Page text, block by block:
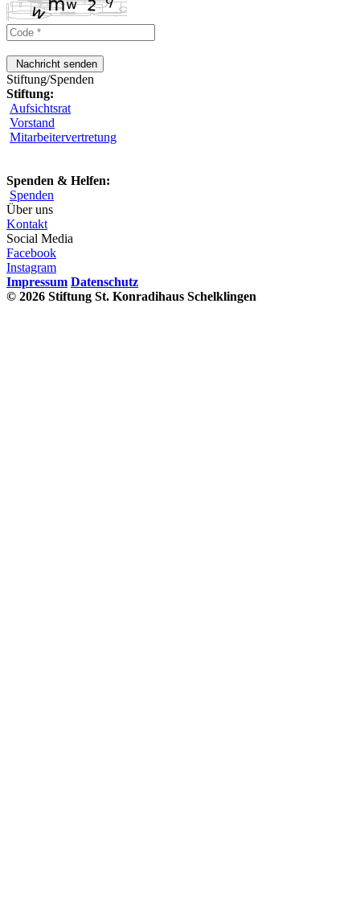
Nachricht senden
Stiftung/Spenden
Stiftung:
Aufsichtsrat
Vorstand
Mitarbeitervertretung
Spenden & Helfen:
Spenden
Über uns
Kontakt
Social Media
Facebook
Instagram
Impressum Datenschutz
© 2026 Stiftung St. Konradihaus Schelklingen